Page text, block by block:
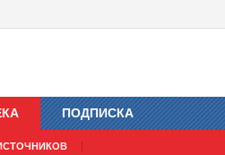
ПОДПИСКА